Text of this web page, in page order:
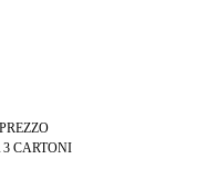
3 CARTONI